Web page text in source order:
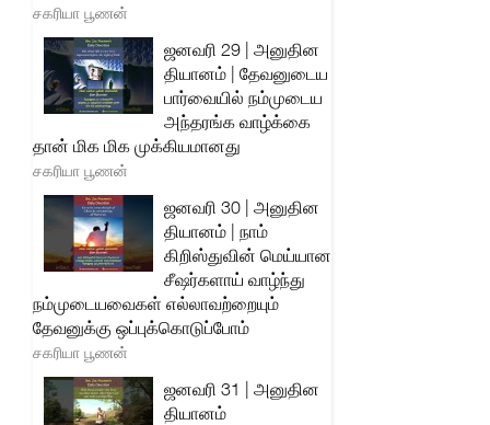
சகரியா பூணன்
ஜனவரி 29 | அனுதின
தியானம் | தேவனுடைய
பார்வையில் நம்முடைய
அந்தரங்க வாழ்க்கை
தான் மிக மிக முக்கியமானது
சகரியா பூணன்
ஜனவரி 30 | அனுதின
தியானம் | நாம்
கிறிஸ்துவின் மெய்யான
சீஷர்களாய் வாழ்ந்து
நம்முடையவைகள் எல்லாவற்றையும்
தேவனுக்கு ஒப்புக்கொடுப்போம்
சகரியா பூணன்
ஜனவரி 31 | அனுதின
தியானம்